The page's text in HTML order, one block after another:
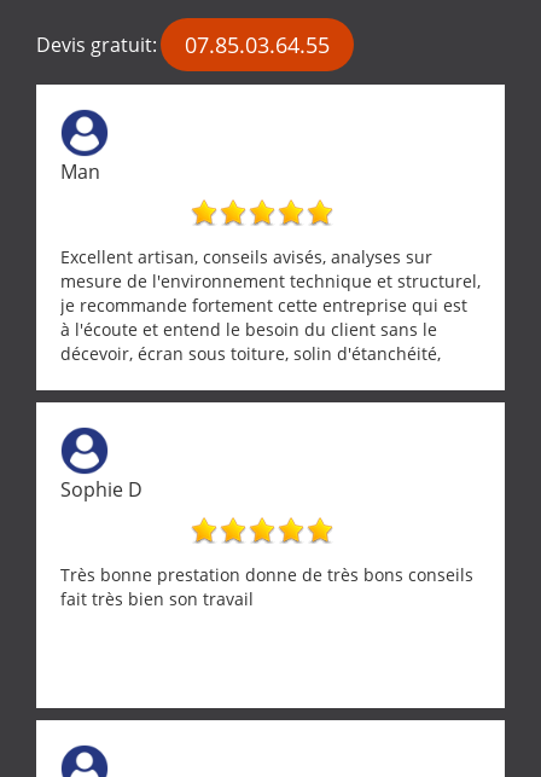
Devis gratuit: 07.85.03.64.55
Man
Excellent artisan, conseils avisés, analyses sur
mesure de l'environnement technique et structurel,
je recommande fortement cette entreprise qui est
à l'écoute et entend le besoin du client sans le
décevoir, écran sous toiture, solin d'étanchéité,
récupérateur d'eau, tout a été parfaitement mis en
œuvre sans besoin d'y revenir. confiance assurée.
Sophie D
Très bonne prestation donne de très bons conseils
fait très bien son travail